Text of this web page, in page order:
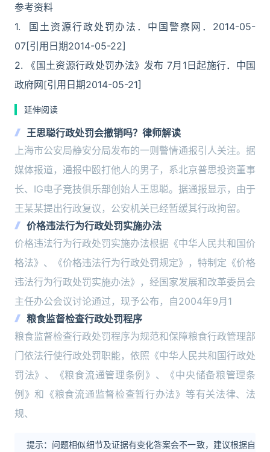
参考资料
1. 国土资源行政处罚办法．中国警察网．2014-05-
07[引用日期2014-05-22]
2. 《国土资源行政处罚办法》发布 7月1日起施行．中国
政府网[引用日期2014-05-21]
延伸阅读
王思聪行政处罚会撤销吗？律师解读
上海市公安局静安分局发布的一则警情通报引人关注。据
媒体报道，通报中殴打他人的男子，系北京普思投资董事
长、IG电子竞技俱乐部创始人王思聪。据通报显示，由于
王某某提出行政复议，公安机关已经暂缓其行政拘留。
价格违法行为行政处罚实施办法
价格违法行为行政处罚实施办法根据《中华人民共和国价
格法》、《价格违法行为行政处罚规定》，特制定《价格
违法行为行政处罚实施办法》，经国家发展和改革委员会
主任办公会议讨论通过，现予公布，自2004年9月1
粮食监督检查行政处罚程序
粮食监督检查行政处罚程序为规范和保障粮食行政管理部
门依法行使行政处罚职能，依照《中华人民共和国行政处
罚法》、《粮食流通管理条例》、《中央储备粮管理条
例》和《粮食流通监督检查暂行办法》等有关法律、法
规、
提示：问题相似细节及证据有变化答案会不一致，建议根据自